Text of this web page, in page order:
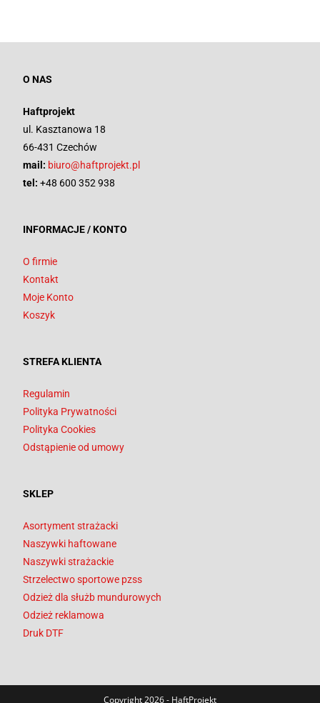
O NAS
Haftprojekt
ul. Kasztanowa 18
66-431 Czechów
mail: biuro@haftprojekt.pl
tel: +48 600 352 938
INFORMACJE / KONTO
O firmie
Kontakt
Moje Konto
Koszyk
STREFA KLIENTA
Regulamin
Polityka Prywatności
Polityka Cookies
Odstąpienie od umowy
SKLEP
Asortyment strażacki
Naszywki haftowane
Naszywki strażackie
Strzelectwo sportowe pzss
Odzież dla służb mundurowych
Odzież reklamowa
Druk DTF
Copyright 2026 - HaftProjekt